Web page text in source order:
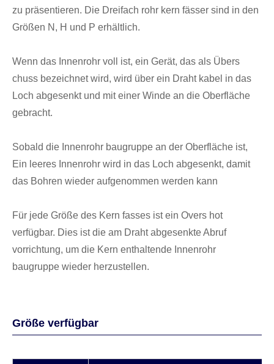
zu präsentieren. Die Dreifach rohr kern fässer sind in den
Größen N, H und P erhältlich.
Wenn das Innenrohr voll ist, ein Gerät, das als Übers
chuss bezeichnet wird, wird über ein Draht kabel in das
Loch abgesenkt und mit einer Winde an die Oberfläche
gebracht.
Sobald die Innenrohr baugruppe an der Oberfläche ist,
Ein leeres Innenrohr wird in das Loch abgesenkt, damit
das Bohren wieder aufgenommen werden kann
Für jede Größe des Kern fasses ist ein Overs hot
verfügbar. Dies ist die am Draht abgesenkte Abruf
vorrichtung, um die Kern enthaltende Innenrohr
baugruppe wieder herzustellen.
Größe verfügbar